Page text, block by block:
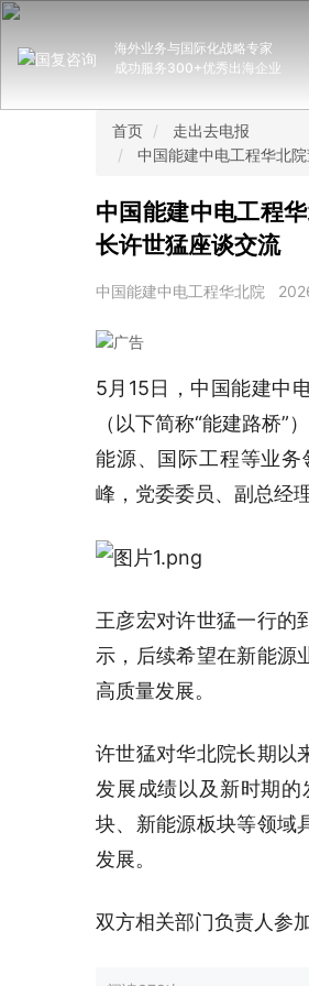
海外业务与国际化战略专家
成功服务300+优秀出海企业
首页
走出去电报
中国能建中电工程华北
中国能建中电工程
长许世猛座谈交流
中国能建中电工程华北院
5月15日，中国能建中
（以下简称“能建路桥
能源、国际工程等业
峰，党委委员、副总经
王彦宏对许世猛一行的
示，后续希望在新能源
高质量发展。
许世猛对华北院长期以
发展成绩以及新时期
块、新能源板块等领域
发展。
双方相关部门负责人参